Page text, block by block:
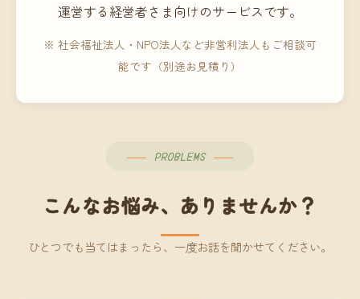
運営する経営者さま向けのサービスです。
※ 社会福祉法人・NPO法人など非営利法人もご相談可
能です（別途お見積り）
PROBLEMS
こんなお悩み、ありませんか？
ひとつでも当てはまったら、一度お話を聞かせてください。